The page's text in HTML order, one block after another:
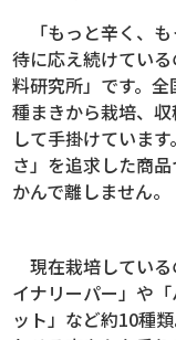
「もっと辛く、
待に応え続けてい
料研究所」です。全
種まきから栽培、
して手掛けていま
さ」を追求した商
かんで離しません。
現在栽培している
イナリーパー」や
ット」など約10種